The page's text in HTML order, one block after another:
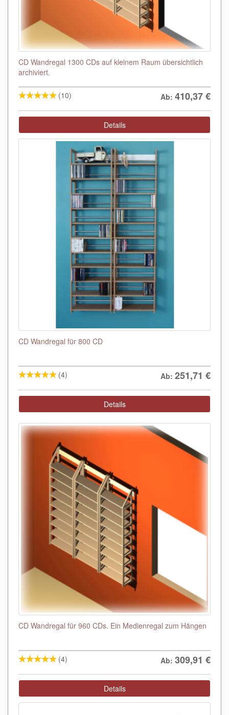
CD Wandregal 1300 CDs auf kleinem Raum übersichtlich
archiviert.
(10) Ab: 410,37€
Details
CD Wandregal für 800 CD
(4) Ab: 251,71 €
Details
CD Wandregal für 960 CDs. Ein Medienregal zum Hängen
(4) Ab: 309,91 €
Details